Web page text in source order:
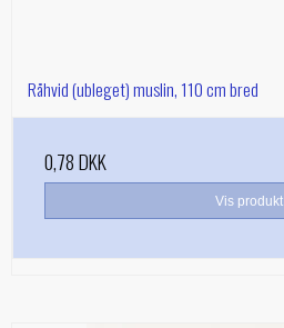
Råhvid (ubleget) muslin, 110 cm bred
0,78 DKK
Vis produkt